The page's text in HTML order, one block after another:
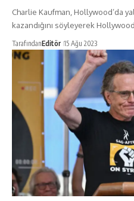
Charlie Kaufman, Hollywood’da
kazandığını söyleyerek
TarafındanEditör 15 Ağu 2023